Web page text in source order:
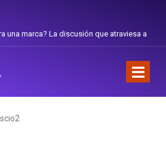
marca? La discusión que atraviesa a
scio2